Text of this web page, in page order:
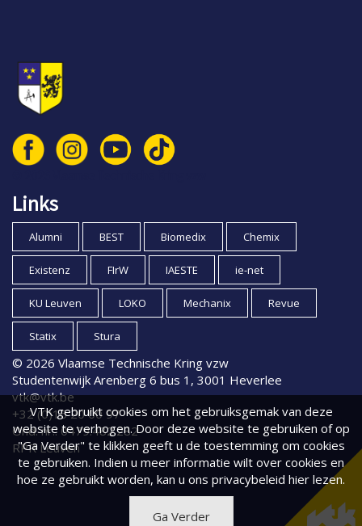
Links
Alumni BEST Biomedix Chemix
Existenz FIrW IAESTE ie-net
KU Leuven LOKO Mechanix Revue
Statix Stura
© 2026 Vlaamse Technische Kring vzw
Studentenwijk Arenberg 6 bus 1, 3001 Heverlee
vtk@vtk.be
+32 (0)16 20 00 97
Ond. nr.: 0479.482.282
RPR Leuven
VTK gebruikt cookies om het gebruiksgemak van deze
website te verhogen. Door deze website te gebruiken of op
"Ga Verder" te klikken geeft u de toestemming om cookies
te gebruiken. Indien u meer informatie wilt over cookies en
hoe ze gebruikt worden, kan u ons privacybeleid hier lezen.
Ga Verder